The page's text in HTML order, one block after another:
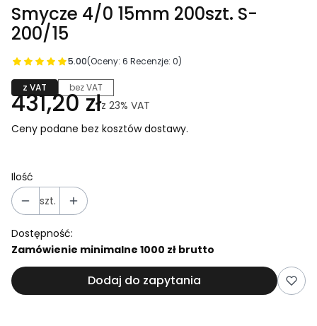
Smycze 4/0 15mm 200szt. S-
200/15
5.00(Oceny: 6 Recenzje: 0)
z VAT bez VAT
431,20 złz 23% VAT
Ceny podane bez kosztów dostawy.
Ilość
szt.
Dostępność:
Zamówienie minimalne 1000 zł brutto
Dodaj do zapytania